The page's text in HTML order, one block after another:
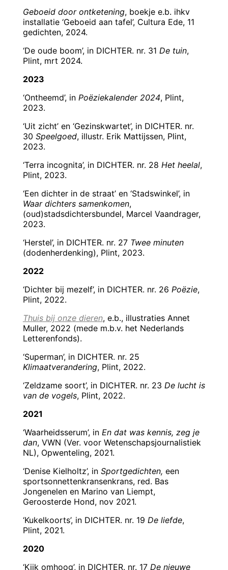
Geboeid door ontketening, boekje e.b. ihkv
installatie ‘Geboeid aan tafel’, Cultura Ede, 11
gedichten, 2024.
‘De oude boom’, in DICHTER. nr. 31 De tuin,
Plint, mrt 2024.
2023
‘Ontheemd’, in Poëziekalender 2024, Plint,
2023.
‘Uit zicht’ en ‘Gezinskwartet’, in DICHTER. nr.
30 Speelgoed, illustr. Erik Mattijssen, Plint,
2023.
‘Terra incognita’, in DICHTER. nr. 28 Het heelal,
Plint, 2023.
‘Een dichter in de straat’ en ‘Stadswinkel’, in
Waar dichters samenkomen,
(oud)stadsdichtersbundel, Marcel Vaandrager,
2023.
‘Herstel’, in DICHTER. nr. 27 Twee minuten
(dodenherdenking), Plint, 2023.
2022
‘Dichter bij mezelf’, in DICHTER. nr. 26 Poëzie,
Plint, 2022.
Thuis bij onze dieren, e.b., illustraties Annet
Muller, 2022 (mede m.b.v. het Nederlands
Letterenfonds).
‘Superman’, in DICHTER. nr. 25
Klimaatverandering, Plint, 2022.
‘Zeldzame soort’, in DICHTER. nr. 23 De lucht is
van de vogels, Plint, 2022.
2021
‘Waarheidsserum’, in En dat was kennis, zeg je
dan, VWN (Ver. voor Wetenschapsjournalistiek
NL), Opwenteling, 2021.
‘Denise Kielholtz’, in Sportgedichten, een
sportsonnettenkransenkrans, red. Bas
Jongenelen en Marino van Liempt,
Geroosterde Hond, nov 2021.
‘Kukelkoorts’, in DICHTER. nr. 19 De liefde,
Plint, 2021.
2020
‘Kijk omhoog’, in DICHTER. nr. 17 De nieuwe